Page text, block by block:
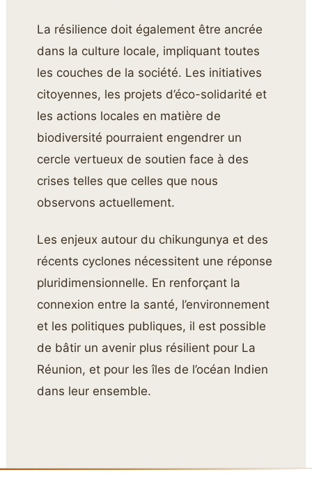
La résilience doit également être ancrée
dans la culture locale, impliquant toutes
les couches de la société. Les initiatives
citoyennes, les projets d’éco-solidarité et
les actions locales en matière de
biodiversité pourraient engendrer un
cercle vertueux de soutien face à des
crises telles que celles que nous
observons actuellement.
Les enjeux autour du chikungunya et des
récents cyclones nécessitent une réponse
pluridimensionnelle. En renforçant la
connexion entre la santé, l’environnement
et les politiques publiques, il est possible
de bâtir un avenir plus résilient pour La
Réunion, et pour les îles de l’océan Indien
dans leur ensemble.